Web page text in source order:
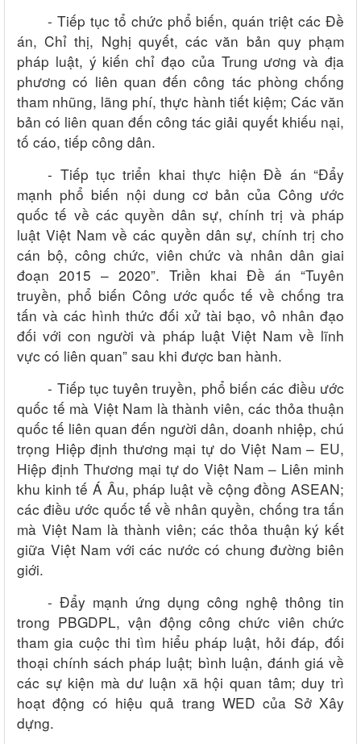
- Tiếp tục tổ chức phổ biến, quán triệt các Đề
án, Chỉ thị, Nghị quyết, các văn bản quy phạm
pháp luật, ý kiến chỉ đạo của Trung ương và địa
phương có liên quan đến công tác phòng chống
tham nhũng, lãng phí, thực hành tiết kiệm; Các văn
bản có liên quan đến công tác giải quyết khiếu nại,
tố cáo, tiếp công dân.
- Tiếp tục triển khai thực hiện Đề án “Đẩy
mạnh phổ biến nội dung cơ bản của Công ước
quốc tế về các quyền dân sự, chính trị và pháp
luật Việt Nam về các quyền dân sự, chính trị cho
cán bộ, công chức, viên chức và nhân dân giai
đoạn 2015 – 2020”. Triền khai Đề án “Tuyên
truyền, phổ biến Công ước quốc tế về chống tra
tấn và các hình thức đối xử tài bạo, vô nhân đạo
đối với con người và pháp luật Việt Nam về lĩnh
vực có liên quan” sau khi được ban hành.
- Tiếp tục tuyên truyền, phổ biến các điều ước
quốc tế mà Việt Nam là thành viên, các thỏa thuận
quốc tế liên quan đến người dân, doanh nhiệp, chú
trọng Hiệp định thương mại tự do Việt Nam – EU,
Hiệp định Thương mại tự do Việt Nam – Liên minh
khu kinh tế Á Âu, pháp luật về cộng đồng ASEAN;
các điều ước quốc tế về nhân quyền, chống tra tấn
mà Việt Nam là thành viên; các thỏa thuận ký kết
giữa Việt Nam với các nước có chung đường biên
giới.
- Đẩy mạnh ứng dụng công nghệ thông tin
trong PBGDPL, vận động công chức viên chức
tham gia cuộc thi tìm hiểu pháp luật, hỏi đáp, đối
thoại chính sách pháp luật; bình luận, đánh giá về
các sự kiện mà dư luận xã hội quan tâm; duy trì
hoạt động có hiệu quả trang WED của Sở Xây
dựng.